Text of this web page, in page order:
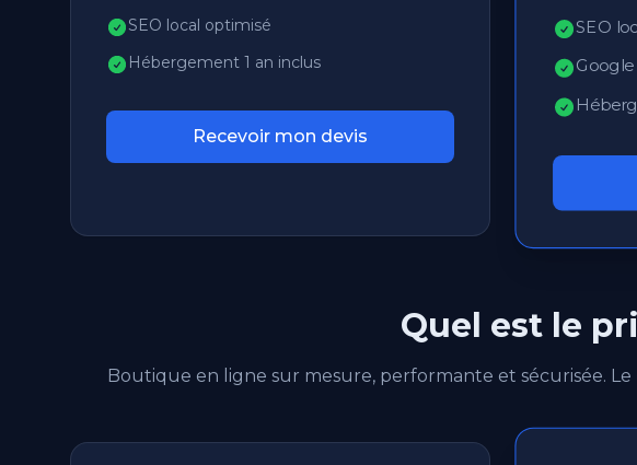
SEO local optimisé
Hébergement 1 an inclus
Recevoir mon devis
SEO
Quel est le
Boutique en ligne sur mesure, performante et sécurisée.